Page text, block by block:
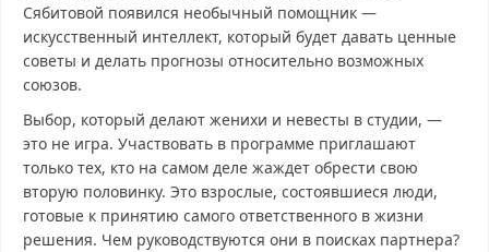
Сябитовой появился необычный помощник —
искусственный интеллект, который будет давать ценные
советы и делать прогнозы относительно возможных
союзов.
Выбор, который делают женихи и невесты в студии, —
это не игра. Участвовать в программе приглашают
только тех, кто на самом деле жаждет обрести свою
вторую половинку. Это взрослые, состоявшиеся люди,
готовые к принятию самого ответственного в жизни
решения. Чем руководствуются они в поисках партнера?